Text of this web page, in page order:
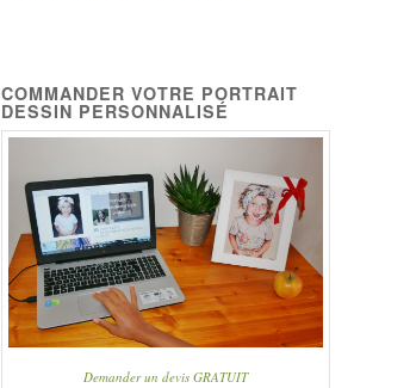
COMMANDER VOTRE PORTRAIT
DESSIN PERSONNALISÉ
Demander un devis GRATUIT